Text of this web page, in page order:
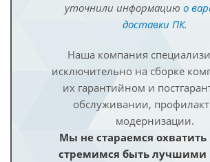
уточнили информацию о
доставки ПК.
Наша компания
исключительно на сборке
их гарантийном и
обслуживании,
модернизации.
Мы не стараемся
стремимся быть лучшими